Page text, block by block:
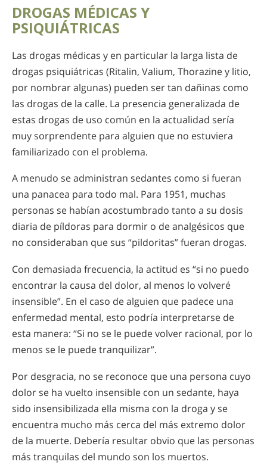
DROGAS MÉDICAS Y
PSIQUIÁTRICAS
Las drogas médicas y en particular la larga lista de
drogas psiquiátricas (Ritalin, Valium, Thorazine y litio,
por nombrar algunas) pueden ser tan dañinas como
las drogas de la calle. La presencia generalizada de
estas drogas de uso común en la actualidad sería
muy sorprendente para alguien que no estuviera
familiarizado con el problema.
A menudo se administran sedantes como si fueran
una panacea para todo mal. Para 1951, muchas
personas se habían acostumbrado tanto a su dosis
diaria de píldoras para dormir o de analgésicos que
no consideraban que sus “pildoritas” fueran drogas.
Con demasiada frecuencia, la actitud es “si no puedo
encontrar la causa del dolor, al menos lo volveré
insensible”. En el caso de alguien que padece una
enfermedad mental, esto podría interpretarse de
esta manera: “Si no se le puede volver racional, por lo
menos se le puede tranquilizar”.
Por desgracia, no se reconoce que una persona cuyo
dolor se ha vuelto insensible con un sedante, haya
sido insensibilizada ella misma con la droga y se
encuentra mucho más cerca del más extremo dolor
de la muerte. Debería resultar obvio que las personas
más tranquilas del mundo son los muertos.